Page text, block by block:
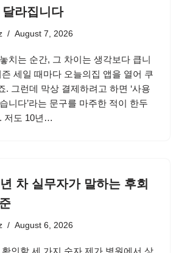
라집니다
August 7, 2026
치는 순간, 그 차이는 생각보다 큽니
세일 때마다 오늘의집 앱을 열어 쿠
. 그런데 막상 결제하려고 하면 ‘사용
니다’라는 문구를 마주한 적이 한두
저도 10년…
차 실무자가 말하는 후회
August 6, 2026
인할 세 가지 숫자 제가 병원에서 상